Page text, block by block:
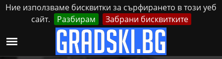
Ние използваме бисквитки за сърфирането в този уеб
сайт.
Разбирам Забрани бисквитките
Събота, 8 Август, 2026 Реклама Контакти